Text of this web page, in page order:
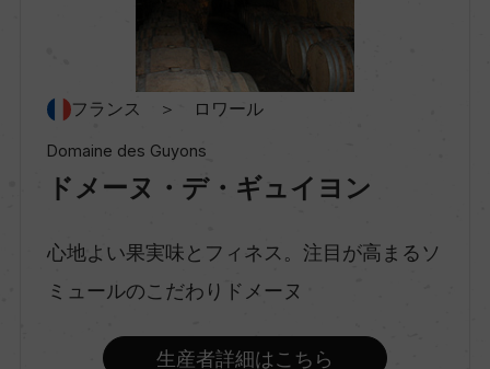
村名
スティルワイン
フランス ＞ ロワール
Domaine des Guyons
ドメーヌ・デ・ギュイヨン
心地よい果実味とフィネス。注目が高まるソ
ミュールのこだわりドメーヌ
生産者詳細はこちら